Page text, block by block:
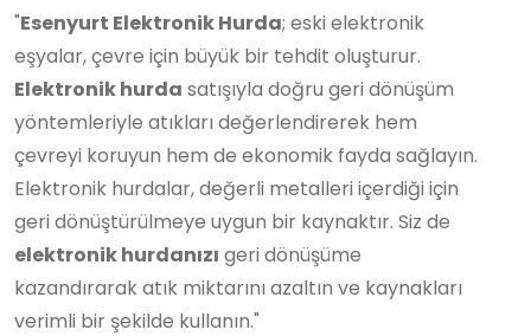
"Esenyurt Elektronik Hurda; eski elektronik
eşyalar, çevre için büyük bir tehdit oluşturur.
Elektronik hurda satışıyla doğru geri dönüşüm
yöntemleriyle atıkları değerlendirerek hem
çevreyi koruyun hem de ekonomik fayda sağlayın.
Elektronik hurdalar, değerli metalleri içerdiği için
geri dönüştürülmeye uygun bir kaynaktır. Siz de
elektronik hurdanızı geri dönüşüme
kazandırarak atık miktarını azaltın ve kaynakları
verimli bir şekilde kullanın."